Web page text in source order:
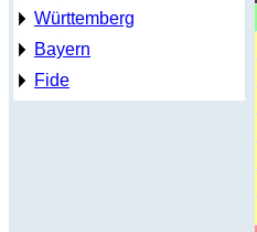
Württemberg
Bayern
Fide